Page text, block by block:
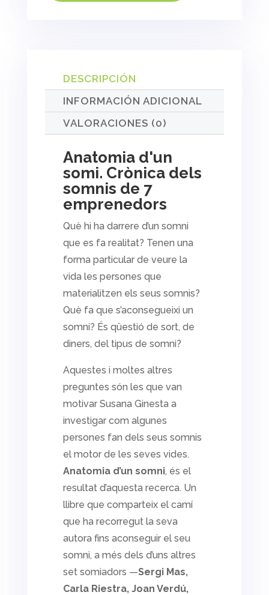
DESCRIPCIÓN
INFORMACIÓN ADICIONAL
VALORACIONES (0)
Anatomia d'un
somi. Crònica dels
somnis de 7
emprenedors
Què hi ha darrere d’un somni
que es fa realitat? Tenen una
forma particular de veure la
vida les persones que
materialitzen els seus somnis?
Què fa que s’aconsegueixi un
somni? És qüestió de sort, de
diners, del tipus de somni?
Aquestes i moltes altres
preguntes són les que van
motivar Susana Ginesta a
investigar com algunes
persones fan dels seus somnis
el motor de les seves vides.
Anatomia d’un somni, és el
resultat d’aquesta recerca. Un
llibre que comparteix el camí
que ha recorregut la seva
autora fins aconseguir el seu
somni, a més dels d’uns altres
set somiadors —Sergi Mas,
Carla Riestra, Joan Verdú,